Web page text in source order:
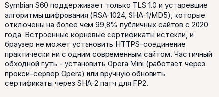
Symbian S60 поддерживает только TLS 1.0 и устаревшие
алгоритмы шифрования (RSA-1024, SHA-1/MD5), которые
отключены на более чем 99,8% публичных сайтов с 2020
года. Встроенные корневые сертификаты истекли, и
браузер не может установить HTTPS-соединение
практически ни с одним современным сайтом. Частичный
обходной путь - установить Opera Mini (работает через
прокси-сервер Opera) или вручную обновить
сертификаты через SHA-2 патч для FP2.